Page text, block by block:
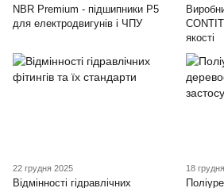
NBR Premium - підшипники P5
для електродвигунів і ЧПУ
якості
22 грудня 2025
Відмінності гідравлічних
18